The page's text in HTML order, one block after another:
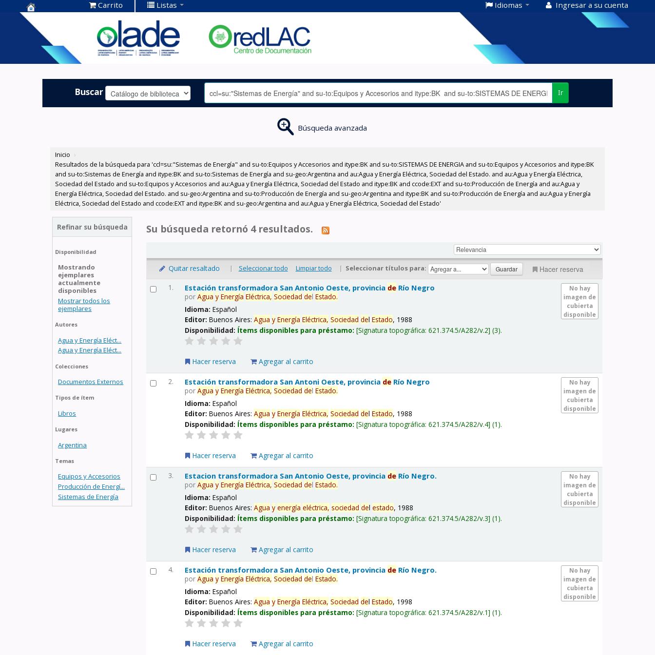
Centro de
Documentación
OLADE -
Carrito Listas Idiomas Ingresar a su cuenta
Buscar Ir
Búsqueda avanzada
Inicio ›
Resultados de la búsqueda para 'ccl=su:"Sistemas de Energía" and su-to:Equipos y Accesorios and itype:BK and su-to:SISTEMAS DE ENERGIA and su-to:Equipos y Accesorios and itype:BK
and su-to:Sistemas de Energía and itype:BK and su-to:Sistemas de Energía and su-geo:Argentina and au:Agua y Energía Eléctrica, Sociedad del Estado. and au:Agua y Energía Eléctrica,
Sociedad del Estado and su-to:Equipos y Accesorios and au:Agua y Energía Eléctrica, Sociedad del Estado and itype:BK and ccode:EXT and su-to:Producción de Energía and au:Agua y
Energía Eléctrica, Sociedad del Estado. and su-geo:Argentina and su-to:Producción de Energía and su-geo:Argentina and itype:BK and su-to:Producción de Energía and au:Agua y Energía
Eléctrica, Sociedad del Estado and ccode:EXT and itype:BK and su-geo:Argentina and au:Agua y Energía Eléctrica, Sociedad del Estado'
Refinar su búsqueda
Disponibilidad
Mostrando
ejemplares
actualmente
disponibles
Mostrar todos los
ejemplares
Autores
Agua y Energía Eléct...
Agua y Energía Eléct...
Colecciones
Documentos Externos
Tipos de ítem
Libros
Lugares
Argentina
Temas
Equipos y Accesorios
Producción de Energí...
Sistemas de Energía
Su búsqueda retornó 4 resultados.
Quitar resaltado | Seleccionar todo Limpiar todo | Seleccionar títulos para: Hacer reserva
1.
No hay
imagen de
cubierta
disponible
Estación transformadora San Antonio Oeste, provincia de Río Negro
porAgua y Energía Eléctrica, Sociedad delEstado.
Idioma:Español
Editor:Buenos Aires:Agua y Energía Eléctrica, Sociedad delEstado, 1988
Disponibilidad: Ítems disponibles para préstamo: Signatura topográfica:621.374.5/A282/v.2 (3).
Hacer reserva Agregar al carrito
2.
No hay
imagen de
cubierta
disponible
Estación transformadora San Antoni Oeste, provincia de Río Negro
porAgua y Energía Eléctrica, Sociedad delEstado.
Idioma:Español
Editor:Buenos Aires:Agua y Energía Eléctrica, Sociedad delEstado, 1988
Disponibilidad: Ítems disponibles para préstamo: Signatura topográfica:621.374.5/A282/v.4 (1).
Hacer reserva Agregar al carrito
3.
No hay
imagen de
cubierta
disponible
Estacion transformadora San Antonio Oeste, provincia de Río Negro.
porAgua y Energía Eléctrica, Sociedad delEstado.
Idioma:Español
Editor:Buenos Aires:Agua y energía eléctrica, sociedad delestado, 1988
Disponibilidad: Ítems disponibles para préstamo: Signatura topográfica:621.374.5/A282/v.3 (1).
Hacer reserva Agregar al carrito
4.
No hay
imagen de
cubierta
disponible
Estación transformadora San Antonio Oeste, provincia de Río Negro.
porAgua y Energía Eléctrica, Sociedad delEstado.
Idioma:Español
Editor:Buenos Aires:Agua y Energía Eléctrica, Sociedad delEstado, 1998
Disponibilidad: Ítems disponibles para préstamo: Signatura topográfica:621.374.5/A282/v.1 (1).
Hacer reserva Agregar al carrito